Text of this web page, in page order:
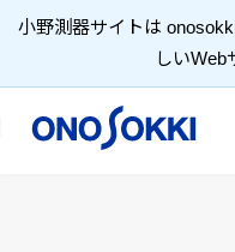
小野測器サイトは
しいWeb